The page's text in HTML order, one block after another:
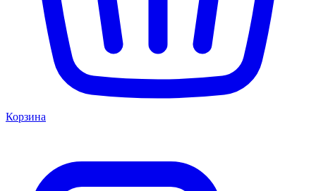
Корзина